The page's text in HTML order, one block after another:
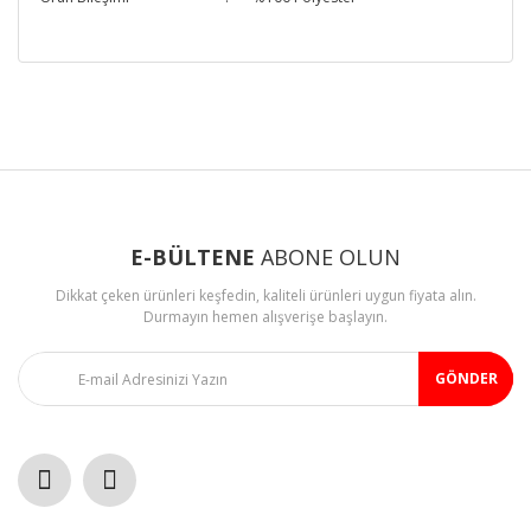
Ürün bilgilerinde hatalar bulunuyor.
Ürün fiyatı diğer sitelerden daha pahalı.
E-BÜLTENE ABONE OLUN
Dikkat çeken ürünleri keşfedin, kaliteli ürünleri uygun fiyata alın.
Durmayın hemen alışverişe başlayın.
GÖNDER